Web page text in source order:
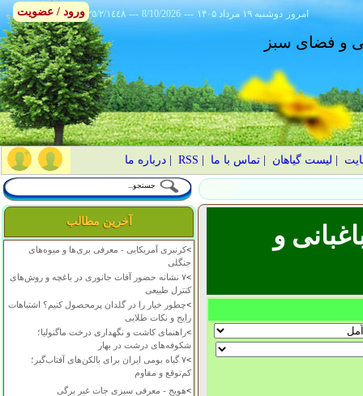
٢٥/٢/١٤٤٨ --- 8/10/2026 --- ۱۴۰۵ دوشنبه ۱۹ مرداد امروز
و فضای سبز
لیست گیاهان |تماس با ما RSS
|درباره ما
آخرین مطالب
>کرنبری آمریکایی - معرفی بری‌ها و میوه‌های
جنگلی
>
۷ نشانه حضور آفات جانوری در باغچه و روش‌های
کنترل طبیعی
>چطور خیار را در گلدان پرمحصول کنیم؟ اشتباهات
رایج و نکات طلایی
>راهنمای کاشت و نگهداری درخت ماگنولیا؛
شکوفه‌های درشت در بهار
>
۷ گیاه بومی ایران برای بالکن‌های آفتاب‌گیر؛
کم‌توقع و مقاوم
>هویج - معرفی سبزی جات غیر برگی
و
ورود / عضویت